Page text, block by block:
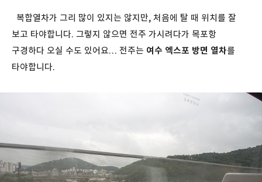
복합열차가 그리 많이 있지는 않지만, 처음에 탈 때 위치를 잘
보고 타야합니다. 그렇지 않으면 전주 가시려다가 목포항
구경하다 오실 수도 있어요… 전주는 여수 엑스포 방면 열차를
타야합니다.